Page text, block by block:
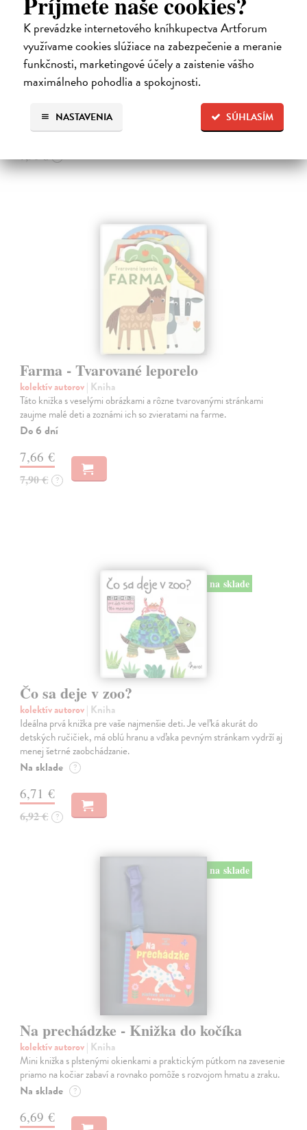
K prevádzke internetového kníhkupectva Artforum
využívame cookies slúžiace na zabezpečenie a meranie
funkčnosti, marketingové účely a zaistenie vášho
maximálneho pohodlia a spokojnosti.
SÚHLASÍM
NASTAVENIA
Les - Tvarované leporelo
Payne Sally| Kniha
Táto knižka s veselými obrázkami a rôzne tvarovanými stránkami
zaujme malé deti a zoznámi ich so životom v lese.
7,66 €
7,90 € ?
Farma - Tvarované leporelo
kolektív autorov| Kniha
Táto knižka s veselými obrázkami a rôzne tvarovanými stránkami
zaujme malé deti a zoznámi ich so zvieratami na farme.
Do 6 dní
7,66 €
7,90 € ?
na sklade
Čo sa deje v zoo?
kolektív autorov| Kniha
Ideálna prvá knižka pre vaše najmenšie deti. Je veľká akurát do
detských ručičiek, má oblú hranu a vďaka pevným stránkam vydrží aj
menej šetrné zaobchádzanie.
Na sklade ?
6,71 €
6,92 € ?
na sklade
Na prechádzke - Knižka do kočíka
kolektív autorov| Kniha
Mini knižka s plstenými okienkami a praktickým pútkom na zavesenie
priamo na kočiar zabaví a rovnako pomôže s rozvojom hmatu a zraku.
Na sklade ?
6,69 €